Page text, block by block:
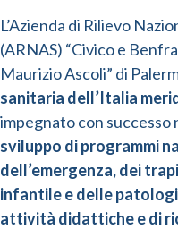
L’Azienda di Rilievo
(ARNAS) “Civico e
Maurizio Ascoli” di
sanitaria dell’Italia
impegnato con successo
sviluppo di programmi
dell’emergenza, dei
infantile e delle
attività didattiche e di